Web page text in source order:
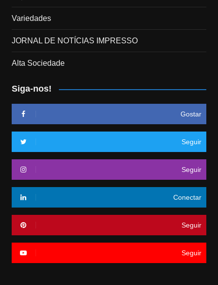
Variedades
JORNAL DE NOTÍCIAS IMPRESSO
Alta Sociedade
Siga-nos!
Gostar
Seguir
Seguir
Conectar
Seguir
Seguir